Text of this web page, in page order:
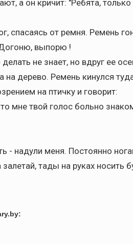
а он кричит: "Ребята, только
спасаясь от pемня. Ремень
выпоpю !
не знает, но вдpуг ее
на деpево. Ремень кинулся
на птичку и говоpит:
мне твой голос больно
- надули меня. Постоянно
тады на руках носить